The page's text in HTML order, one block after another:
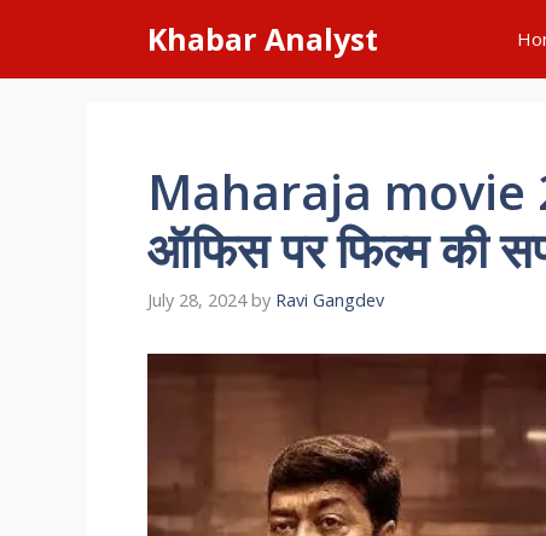
content
Khabar Analyst
Maharaja movie
ऑफिस पर फिल्म की
July 28, 2024 by Ravi Gangdev